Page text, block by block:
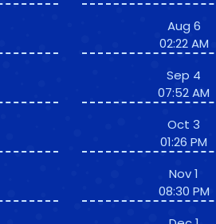
Aug 6
02:22 AM
Sep 4
07:52 AM
Oct 3
01:26 PM
Nov 1
08:30 PM